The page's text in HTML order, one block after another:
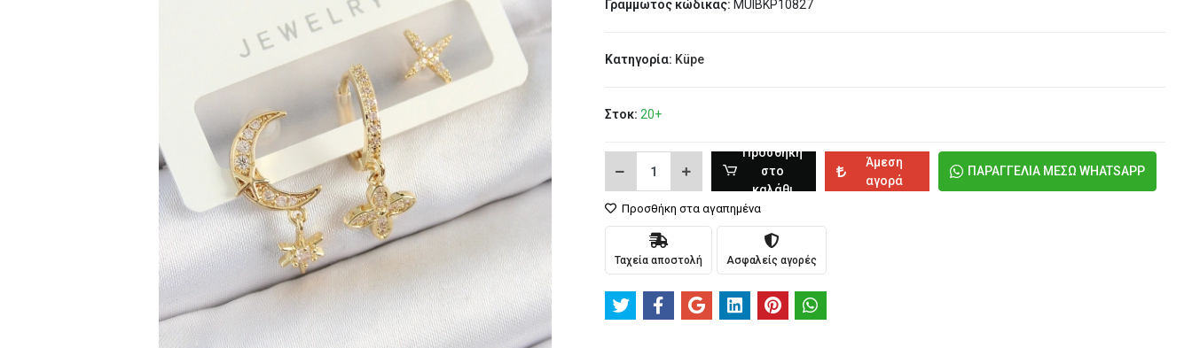
Γραμμωτός κώδικας: MUIBKP10827
Κατηγορία: Küpe
Στοκ: 20+
Προσθήκη
στο
καλάθι
Άμεση
αγορά
ΠΑΡΑΓΓΕΛΙΑ ΜΕΣΩ WHATSAPP
Προσθήκη στα αγαπημένα
Ταχεία αποστολή Ασφαλείς αγορές